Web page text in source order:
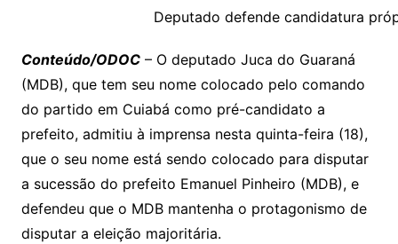
Li
n
k
A
p
p
gr
a
m
e
dI
n
l
gl
e
Cl
s
sr
o
o
s
s
a
g
e
o
k.
c
o
m
p
e
h
o
o
M
ai
l
e
a
d
s
ai
l
ar
e
Deputado defende candidatura
Conteúdo/ODOC – O deputado Juca do Guaraná
(MDB), que tem seu nome colocado pelo comando
do partido em Cuiabá como pré-candidato a
prefeito, admitiu à imprensa nesta quinta-feira (18),
que o seu nome está sendo colocado para disputar
a sucessão do prefeito Emanuel Pinheiro (MDB), e
defendeu que o MDB mantenha o protagonismo de
disputar a eleição majoritária.